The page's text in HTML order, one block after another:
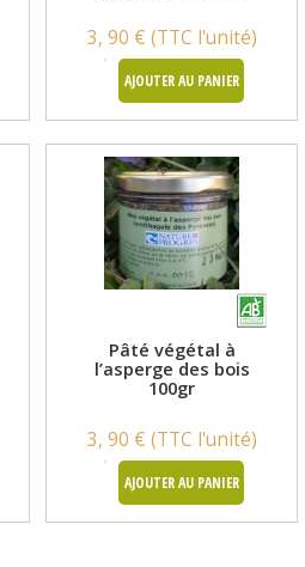
3, 90 € (TTC l'unité)
AJOUTER AU PANIER
Pâté végétal à
l’asperge des bois
100gr
3, 90 € (TTC l'unité)
AJOUTER AU PANIER